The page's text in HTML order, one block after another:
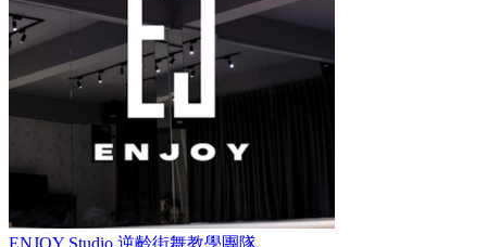
ENJOY Studio 逆齡街舞教學團隊